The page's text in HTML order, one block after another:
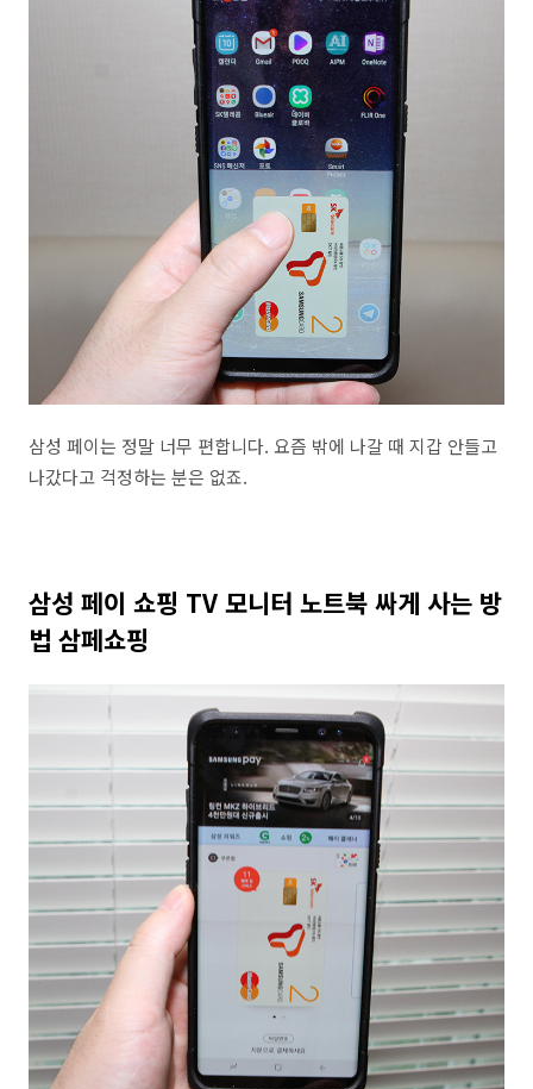
삼성 페이는 정말 너무 편합니다. 요즘 밖에 나갈 때 지갑 안들고
나갔다고 걱정하는 분은 없죠.
삼성 페이 쇼핑 TV 모니터 노트북 싸게 사는 방
법 삼페쇼핑